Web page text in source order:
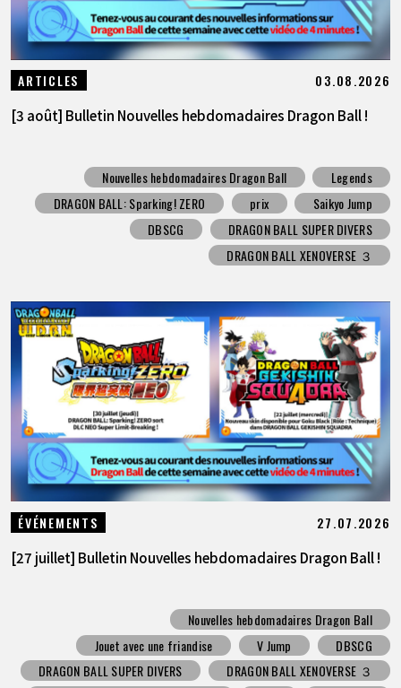
ARTICLES 03.08.2026
[3 août] Bulletin Nouvelles hebdomadaires Dragon Ball !
Nouvelles hebdomadaires Dragon Ball
Legends
DRAGON BALL: Sparking! ZERO
prix
Saikyo Jump
DBSCG
DRAGON BALL SUPER DIVERS
DRAGON BALL XENOVERSE ３
ÉVÉNEMENTS 27.07.2026
[27 juillet] Bulletin Nouvelles hebdomadaires Dragon Ball !
Nouvelles hebdomadaires Dragon Ball
Jouet avec une friandise
V Jump
DBSCG
DRAGON BALL SUPER DIVERS
DRAGON BALL XENOVERSE ３